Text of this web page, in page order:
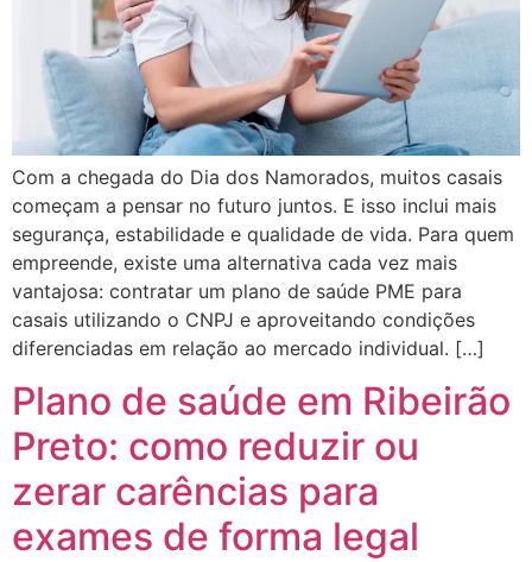
Com a chegada do Dia dos Namorados, muitos casais
começam a pensar no futuro juntos. E isso inclui mais
segurança, estabilidade e qualidade de vida. Para quem
empreende, existe uma alternativa cada vez mais
vantajosa: contratar um plano de saúde PME para
casais utilizando o CNPJ e aproveitando condições
diferenciadas em relação ao mercado individual. […]
Plano de saúde em Ribeirão
Preto: como reduzir ou
zerar carências para
exames de forma legal